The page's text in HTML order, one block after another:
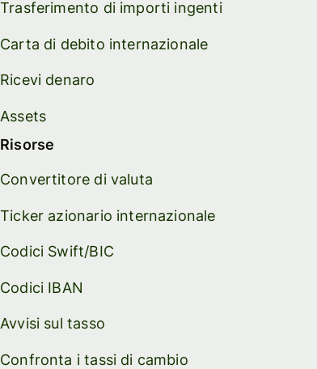
Trasferimento di importi ingenti
Carta di debito internazionale
Ricevi denaro
Assets
Risorse
Convertitore di valuta
Ticker azionario internazionale
Codici Swift/BIC
Codici IBAN
Avvisi sul tasso
Confronta i tassi di cambio